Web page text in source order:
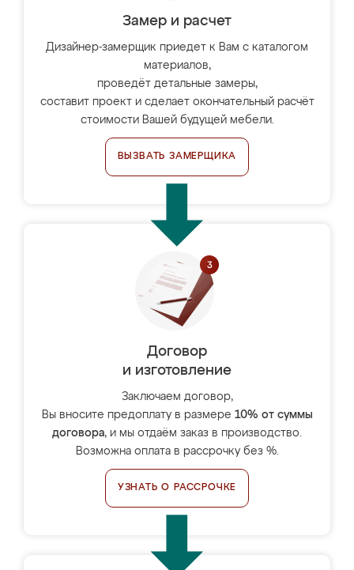
Замер и расчет
Дизайнер-замерщик приедет к Вам с каталогом
материалов,
проведёт детальные замеры,
составит проект и сделает окончательный расчёт
стоимости Вашей будущей мебели.
ВЫЗВАТЬ ЗАМЕРЩИКА
Договор
и изготовление
Заключаем договор,
Вы вносите предоплату в размере 10% от суммы
договора, и мы отдаём заказ в производство.
Возможна оплата в рассрочку без %.
УЗНАТЬ О РАССРОЧКЕ